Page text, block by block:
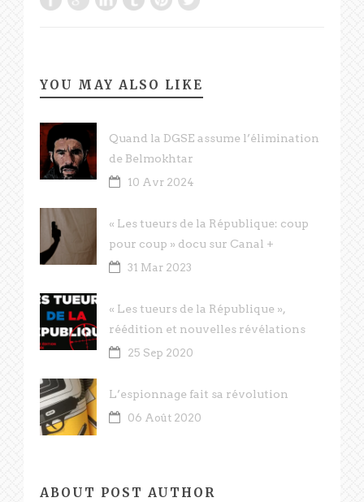
YOU MAY ALSO LIKE
Quand la DGSE assume l’élimination
de Belmokhtar
10 Avr 2024
« Les tueurs de la République: coup
pour coup » docu sur Canal +
31 Mar 2023
« Les tueurs de la République »,
réédition et nouvelles révélations
25 Sep 2020
L’espionnage fait sa révolution
06 Août 2020
ABOUT POST AUTHOR